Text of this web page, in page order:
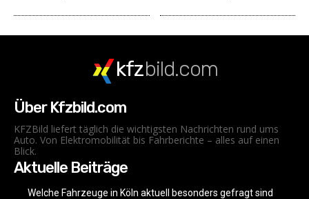
kfzbild.com
Über Kfzbild.com
KFZBild liefert täglich die wichtigsten Nachrichten rund ums
Auto. Von Elektromobilität bis Fahrberichte – alles auf einen
Blick.
Aktuelle Beiträge
Welche Fahrzeuge in Köln aktuell besonders gefragt sind